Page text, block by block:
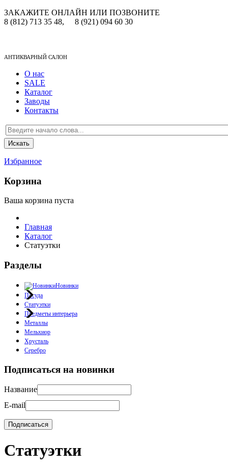
ЗАКАЖИТЕ ОНЛАЙН ИЛИ ПОЗВОНИТЕ
8 (812) 713 35 48,
8 (921) 094 60 30
АНТИКВАРНЫЙ САЛОН
О нас
SALE
Каталог
Заводы
Контакты
Избранное
Корзина
Ваша корзина пуста
Главная
Каталог
Статуэтки
Разделы
Новинки
Посуда
Статуэтки
Предметы интерьера
Металлы
Мельхиор
Хрусталь
Серебро
Подписаться на новинки
Название
E-mail
Статуэтки